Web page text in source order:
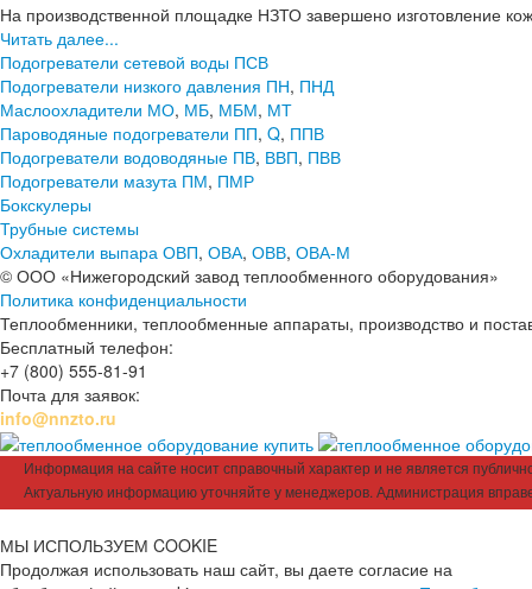
На производственной площадке НЗТО завершено изготовление
Читать далее...
Подогреватели сетевой воды ПСВ
Подогреватели низкого давления ПН, ПНД
Маслоохладители МО, МБ, МБМ, МТ
Пароводяные подогреватели ПП, Q, ППВ
Подогреватели водоводяные ПВ, ВВП, ПВВ
Подогреватели мазута ПМ, ПМР
Бокскулеры
Трубные системы
Охладители выпара ОВП, ОВА, ОВВ, ОВА-М
© ООО «Нижегородский завод теплообменного оборудования»
Политика конфиденциальности
Теплообменники, теплообменные аппараты, производство и
Бесплатный телефон:
+7 (800) 555-81-91
Почта для заявок:
info@nnzto.ru
Информация на сайте носит справочный характер и не является
Актуальную информацию уточняйте у менеджеров. Администрация
МЫ ИСПОЛЬЗУЕМ COOKIE
Продолжая использовать наш сайт, вы даете согласие на